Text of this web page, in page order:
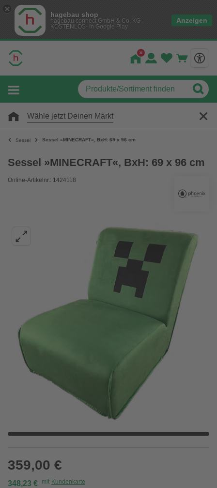
hagebau shop
hagebau connect GmbH & Co. KG
KOSTENLOS- In Google Play
Anzeigen
Wähle jetzt Deinen Markt
Sessel Sessel »MINECRAFT«, BxH: 69 x 96 cm
Sessel »MINECRAFT«, BxH: 69 x 96 cm
Online-Artikelnr.: 1424118
359,00 €
348,23 € mit Kundenkarte